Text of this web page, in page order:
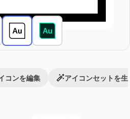
コンを編集 アイコンセットを生